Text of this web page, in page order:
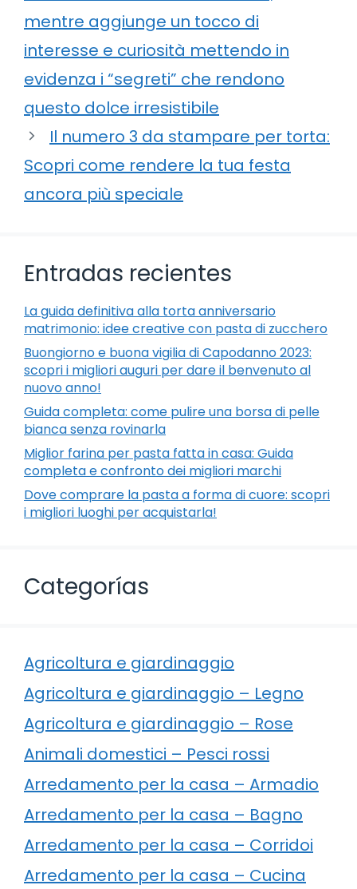
mentre aggiunge un tocco di
interesse e curiosità mettendo in
evidenza i “segreti” che rendono
questo dolce irresistibile
Il numero 3 da stampare per torta:
Scopri come rendere la tua festa
ancora più speciale
Entradas recientes
La guida definitiva alla torta anniversario
matrimonio: idee creative con pasta di zucchero
Buongiorno e buona vigilia di Capodanno 2023:
scopri i migliori auguri per dare il benvenuto al
nuovo anno!
Guida completa: come pulire una borsa di pelle
bianca senza rovinarla
Miglior farina per pasta fatta in casa: Guida
completa e confronto dei migliori marchi
Dove comprare la pasta a forma di cuore: scopri
i migliori luoghi per acquistarla!
Categorías
Agricoltura e giardinaggio
Agricoltura e giardinaggio – Legno
Agricoltura e giardinaggio – Rose
Animali domestici – Pesci rossi
Arredamento per la casa – Armadio
Arredamento per la casa – Bagno
Arredamento per la casa – Corridoi
Arredamento per la casa – Cucina